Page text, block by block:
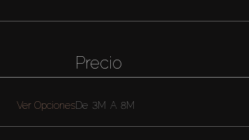
Ver Opciones
Precio
De 3M A 8M